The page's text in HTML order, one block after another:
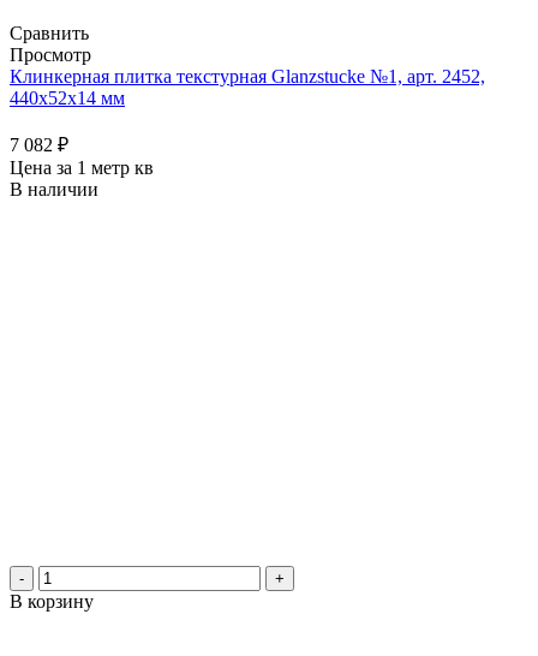
Сравнить
Просмотр
Клинкерная плитка текстурная Glanzstucke №1, арт. 2452,
440x52x14 мм
7 082 ₽
Цена за 1 метр кв
В наличии
- +
В корзину